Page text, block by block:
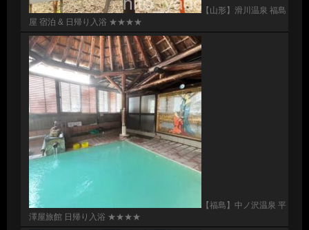
【山形】滑川温泉 福島
屋 宿泊 & 日帰り入浴 ★★★★
【福島】中ノ沢温泉 平
澤屋旅館 日帰り入浴 ★★★★